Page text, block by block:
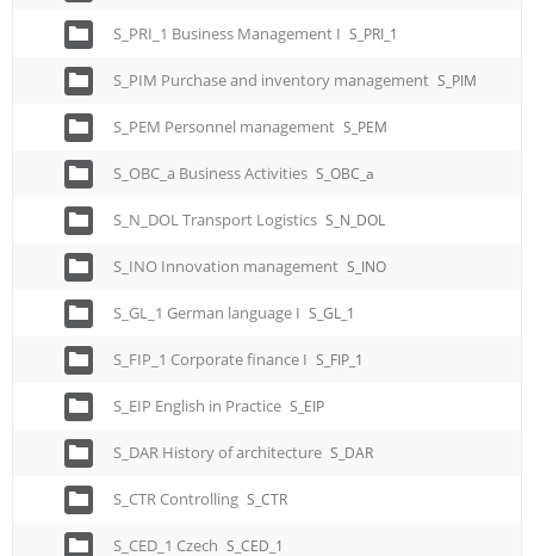
S_PRI_1 Business Management I S_PRI_1
S_PIM Purchase and inventory management S_PIM
S_PEM Personnel management S_PEM
S_OBC_a Business Activities S_OBC_a
S_N_DOL Transport Logistics S_N_DOL
S_INO Innovation management S_INO
S_GL_1 German language I S_GL_1
S_FIP_1 Corporate finance I S_FIP_1
S_EIP English in Practice S_EIP
S_DAR History of architecture S_DAR
S_CTR Controlling S_CTR
S_CED_1 Czech S_CED_1